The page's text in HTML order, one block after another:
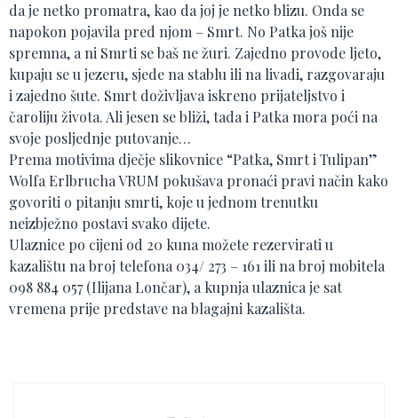
da je netko promatra, kao da joj je netko blizu. Onda se
napokon pojavila pred njom – Smrt. No Patka još nije
spremna, a ni Smrti se baš ne žuri. Zajedno provode ljeto,
kupaju se u jezeru, sjede na stablu ili na livadi, razgovaraju
i zajedno šute. Smrt doživljava iskreno prijateljstvo i
čaroliju života. Ali jesen se bliži, tada i Patka mora poći na
svoje posljednje putovanje…
Prema motivima dječje slikovnice “Patka, Smrt i Tulipan”
Wolfa Erlbrucha VRUM pokušava pronaći pravi način kako
govoriti o pitanju smrti, koje u jednom trenutku
neizbježno postavi svako dijete.
Ulaznice po cijeni od 20 kuna možete rezervirati u
kazalištu na broj telefona 034/ 273 – 161 ili na broj mobitela
098 884 057 (Ilijana Lončar), a kupnja ulaznica je sat
vremena prije predstave na blagajni kazališta.